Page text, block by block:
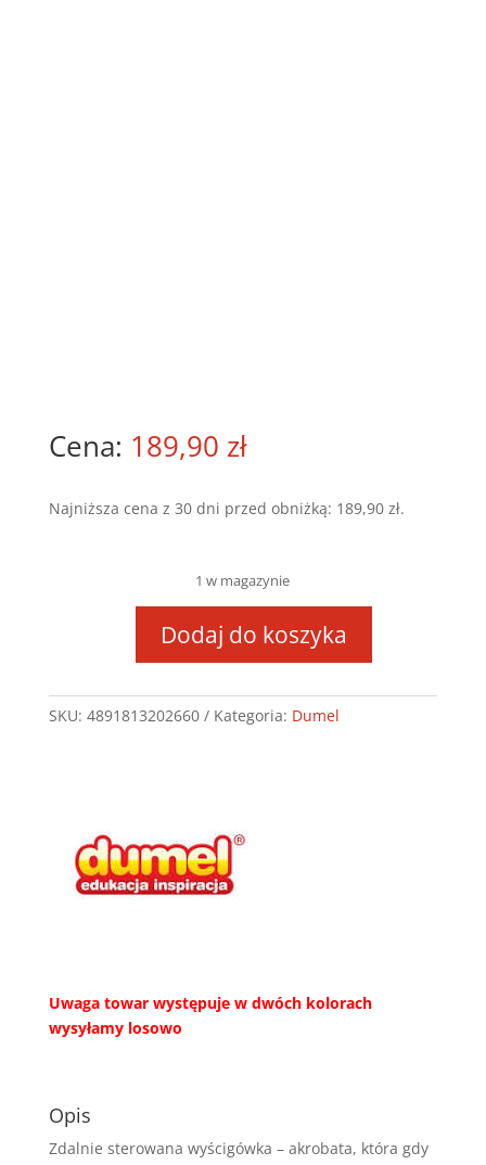
189,90 zł
Najniższa cena z 30 dni przed obniżką: 189,90 zł.
1 w magazynie
360
TORNADO
Exost
Dodaj do koszyka
SKU: 4891813202660 Kategoria: Dumel
Uwaga towar występuje w dwóch kolorach
wysyłamy losowo
Opis
Zdalnie sterowana wyścigówka – akrobata, która gdy